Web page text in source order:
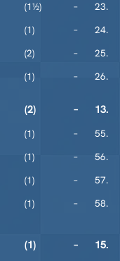
(1½) –
23.
(1) –
24.
(2) –
25.
(1) – 26.
(2) – 13.
(1) –
55.
(1) –
56.
(1) –
57.
(1) – 58.
(1) – 15.